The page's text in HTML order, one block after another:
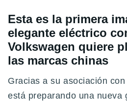
Esta es la primera
elegante eléctrico
Volkswagen quiere
las marcas chinas
Gracias a su asociación
está preparando una nueva